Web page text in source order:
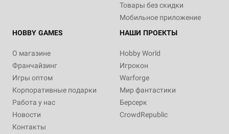
Товары без скидки
Мобильное приложение
HOBBY GAMES
О магазине
Франчайзинг
Игры оптом
Корпоративные подарки
Работа у нас
Новости
Контакты
НАШИ ПРОЕКТЫ
Hobby World
Игрокон
Warforge
Мир фантастики
Берсерк
CrowdRepublic